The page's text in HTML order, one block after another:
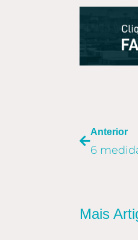
Anterior
Mais